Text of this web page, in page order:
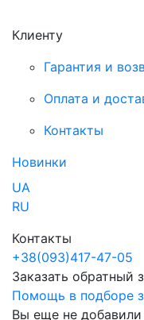
Клиенту
Гарантия и
Оплата и
Контакты
Новинки
UA
RU
Контакты
+38(093)417-47-05
Заказать обратный
Помощь в подборе
Вы еще не